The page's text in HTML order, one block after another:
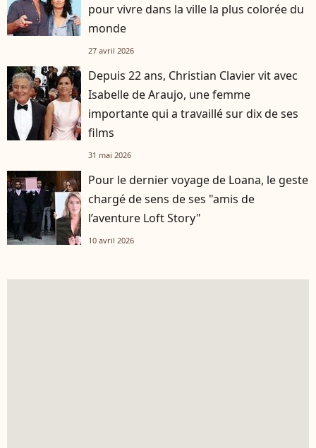
pour vivre dans la ville la plus colorée du
monde
27 avril 2026
Depuis 22 ans, Christian Clavier vit avec
Isabelle de Araujo, une femme
importante qui a travaillé sur dix de ses
films
31 mai 2026
Pour le dernier voyage de Loana, le geste
chargé de sens de ses "amis de
l’aventure Loft Story"
10 avril 2026